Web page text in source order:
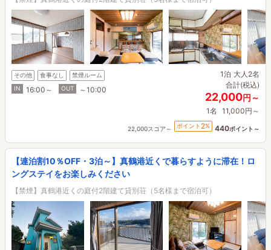
その他 食事なし
禁煙ルーム
IN
16:00～ OUT ～10:00
1泊 大人2名
合計(税込)
22,000円～
1名 11,000円～
22,000スコア～ ポイント 2% 440ポイント～
【連泊割10％OFF・3泊～】真鶴港近くで暮らすように滞在！ロ
ングステイをお楽しみください
【禁煙】真鶴港近くの庭付2階建て貸別荘（5名様まで宿泊可）